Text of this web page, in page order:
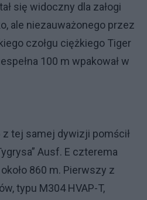
się widoczny dla załogi
ale niezauważonego przez
czołgu ciężkiego Tiger
100 m wpakował w
tej samej dywizji pomścił
Ausf. E czterema
860 m. Pierwszy z
typu M304 HVAP-T,